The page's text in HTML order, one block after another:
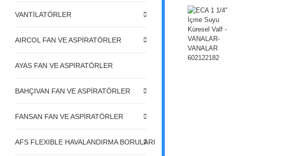
VANTİLATÖRLER
AIRCOL FAN VE ASPİRATÖRLER
AYAS FAN VE ASPİRATÖRLER
BAHÇIVAN FAN VE ASPİRATÖRLER
FANSAN FAN VE ASPİRATÖRLER
AFS FLEXIBLE HAVALANDIRMA BORULARI